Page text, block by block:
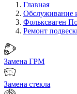
Главная
Обслуживание
Фольксваген
Ремонт
Замена ГРМ
Замена стекла